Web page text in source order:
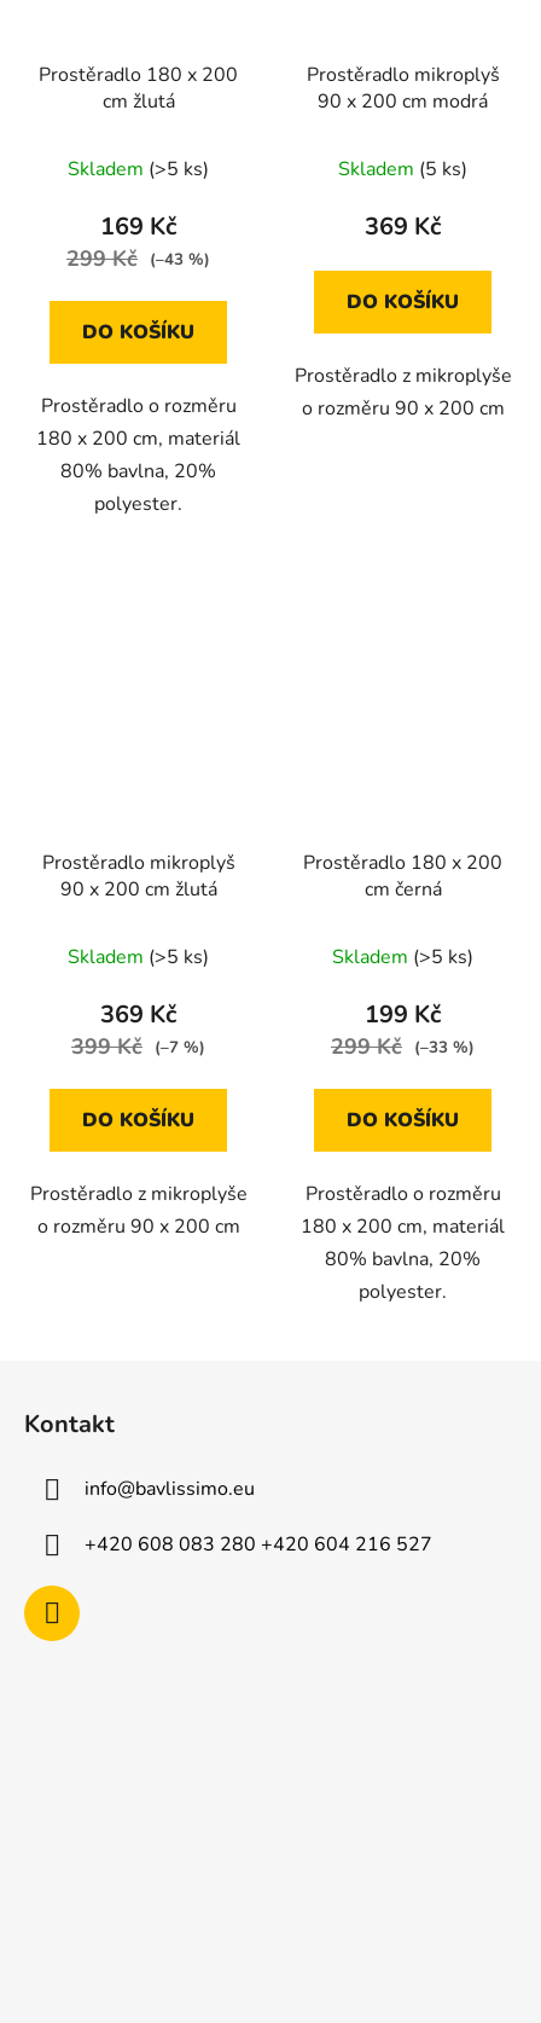
Prostěradlo 180 x 200
cm žlutá
Skladem (>5 ks)
169 Kč
299 Kč (–43 %)
DO KOŠÍKU
Prostěradlo o rozměru
180 x 200 cm, materiál
80% bavlna, 20%
polyester.
Prostěradlo mikroplyš
90 x 200 cm modrá
Skladem (5 ks)
369 Kč
DO KOŠÍKU
Prostěradlo z mikroplyše
o rozměru 90 x 200 cm
Prostěradlo mikroplyš
90 x 200 cm žlutá
Skladem (>5 ks)
369 Kč
399 Kč (–7 %)
DO KOŠÍKU
Prostěradlo z mikroplyše
o rozměru 90 x 200 cm
Prostěradlo 180 x 200
cm černá
Skladem (>5 ks)
199 Kč
299 Kč (–33 %)
DO KOŠÍKU
Prostěradlo o rozměru
180 x 200 cm, materiál
80% bavlna, 20%
polyester.
Kontakt
info@bavlissimo.eu
+420 608 083 280 +420 604 216 527